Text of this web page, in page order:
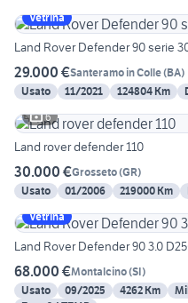
Vetrina
Land Rover Defender 90 serie
29.000 €Santeramo in Colle(BA)
Usato
11/2021 124804 Km
6
Land rover defender 110
30.000 €Grosseto(GR)
Usato
01/2006 219000 Km
Vetrina
Land Rover Defender 90 3.0
68.000 €Montalcino(SI)
Usato
09/2025 4262 Km